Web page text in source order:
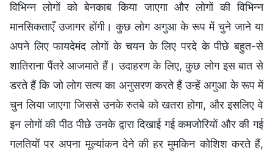
विभिन्न लोगों को बेनकाब किया जाएगा और लोगों की विभिन्न
मानसिकताएँ उजागर होंगी। कुछ लोग अगुआ के रूप में चुने जाने या
अपने लिए फायदेमंद लोगों के चयन के लिए परदे के पीछे बहुत-से
शातिराना पैंतरे आजमाते हैं। उदाहरण के लिए, कुछ लोग इस बात से
डरते हैं कि जो लोग सत्य का अनुसरण करते हैं उन्हें अगुआ के रूप में
चुन लिया जाएगा जिससे उनके रुतबे को खतरा होगा, और इसलिए वे
इन लोगों की पीठ पीछे उनके द्वारा दिखाई गई कमजोरियों और की गई
गलतियों पर अपना मूल्यांकन देने की हर मुमकिन कोशिश करते हैं,